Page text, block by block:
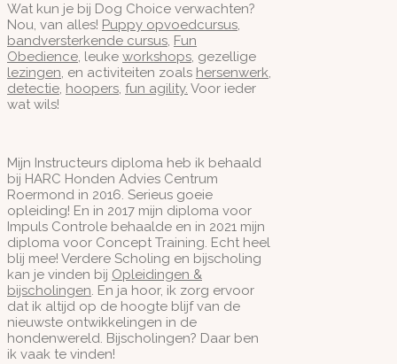
Wat kun je bij Dog Choice verwachten?
Nou, van alles! Puppy opvoedcursus,
bandversterkende cursus, Fun
Obedience, leuke workshops, gezellige
lezingen, en activiteiten zoals hersenwerk,
detectie, hoopers, fun agility. Voor ieder
wat wils!
Mijn Instructeurs diploma heb ik behaald
bij HARC Honden Advies Centrum
Roermond in 2016. Serieus goeie
opleiding! En in 2017 mijn diploma voor
Impuls Controle behaalde en in 2021 mijn
diploma voor Concept Training. Echt heel
blij mee! Verdere Scholing en bijscholing
kan je vinden bij Opleidingen &
bijscholingen. En ja hoor, ik zorg ervoor
dat ik altijd op de hoogte blijf van de
nieuwste ontwikkelingen in de
hondenwereld. Bijscholingen? Daar ben
ik vaak te vinden!